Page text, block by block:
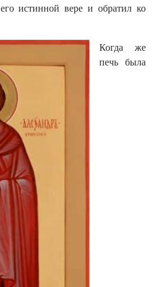
истинной вере и обратил ко
Когда же
печь была